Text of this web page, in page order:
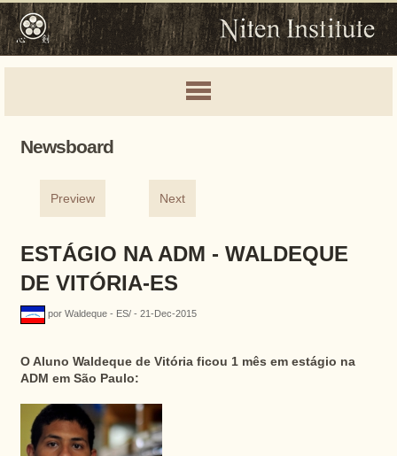
Newsboard
Preview Next
ESTÁGIO NA ADM - WALDEQUE
DE VITÓRIA-ES
por Waldeque - ES/ - 21-Dec-2015
O Aluno Waldeque de Vitória ficou 1 mês em estágio na
ADM em São Paulo: